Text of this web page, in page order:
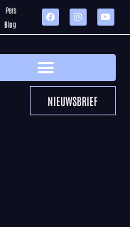
Pers
Blog
NIEUWSBRIEF